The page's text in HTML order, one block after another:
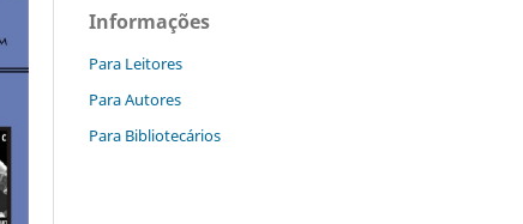
Informações
Para Leitores
Para Autores
Para Bibliotecários